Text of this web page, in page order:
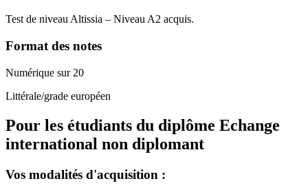
Test de niveau Altissia – Niveau A2 acquis.
Format des notes
Numérique sur 20
Littérale/grade européen
Pour les étudiants du diplôme Echange
international non diplomant
Vos modalités d'acquisition :